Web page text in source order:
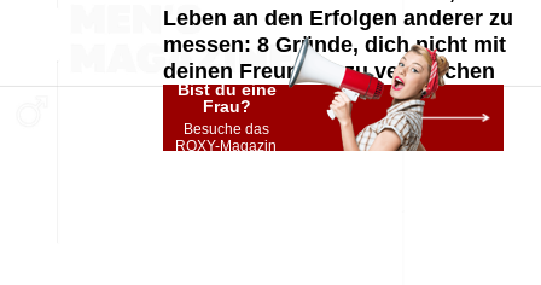
Leben an den Erfolgen anderer zu
messen: 8 Gründe, dich nicht mit
deinen Freunden zu vergleichen
Bist du eine
Frau?
Besuche das
ROXY-Magazin